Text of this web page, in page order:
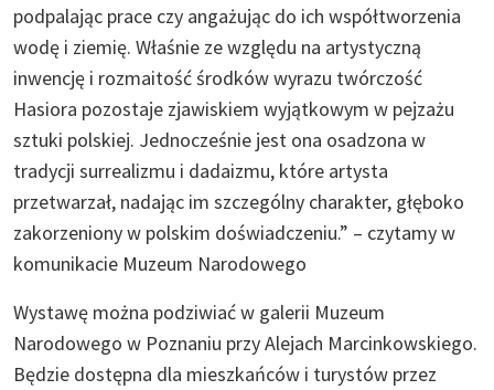
podpalając prace czy angażując do ich współtworzenia
wodę i ziemię. Właśnie ze względu na artystyczną
inwencję i rozmaitość środków wyrazu twórczość
Hasiora pozostaje zjawiskiem wyjątkowym w pejzażu
sztuki polskiej. Jednocześnie jest ona osadzona w
tradycji surrealizmu i dadaizmu, które artysta
przetwarzał, nadając im szczególny charakter, głęboko
zakorzeniony w polskim doświadczeniu.” – czytamy w
komunikacie Muzeum Narodowego
Wystawę można podziwiać w galerii Muzeum
Narodowego w Poznaniu przy Alejach Marcinkowskiego.
Będzie dostępna dla mieszkańców i turystów przez